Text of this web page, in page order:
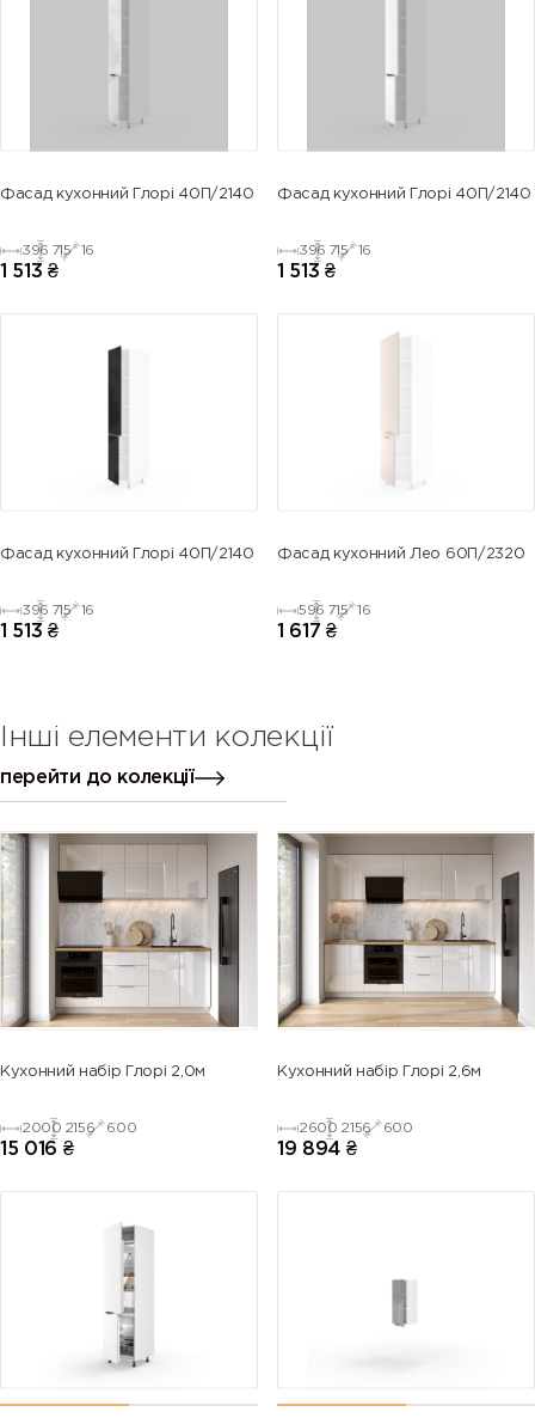
Фасад кухонний Глорі 40П/2140
396 715 16
1 513 ₴
Фасад кухонний Глорі 40П/2140
396 715 16
1 513 ₴
Фасад кухонний Глорі 40П/2140
396 715 16
1 513 ₴
Фасад кухонний Лео 60П/2320
596 715 16
1 617 ₴
Інші елементи колекції
перейти до колекції
Кухонний набір Глорі 2,0м
2000 2156 600
15 016 ₴
Кухонний набір Глорі 2,6м
2600 2156 600
19 894 ₴